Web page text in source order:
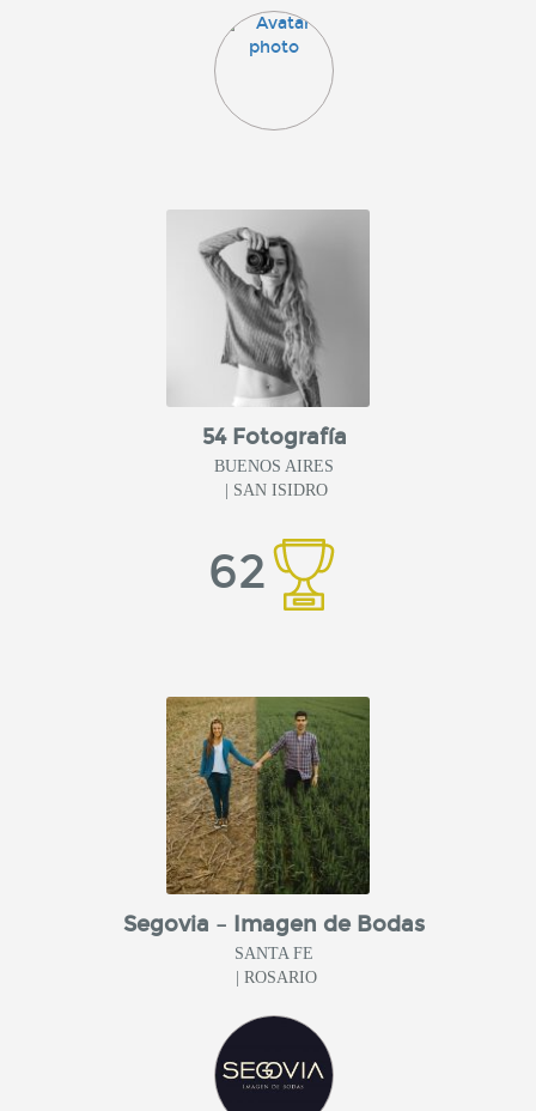
54 Fotografía
BUENOS AIRES
| SAN ISIDRO
62
Segovia – Imagen de Bodas
SANTA FE
| ROSARIO